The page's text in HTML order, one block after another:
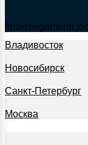
[maxmegamenu
Владивосток
Новосибирск
Санкт-Петербург
Москва